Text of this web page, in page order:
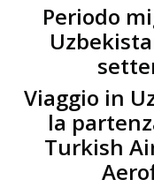
Periodo
Viaggio in
la
Turkish